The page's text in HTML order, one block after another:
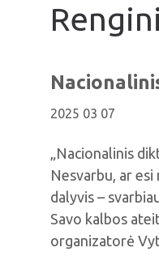
2025 03 07
„Nacionalinis
Nesvarbu, ar
dalyvis –
Savo kalbos
organizatorė